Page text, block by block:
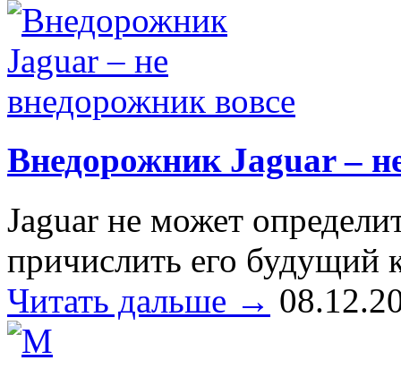
Внедорожник Jaguar –
Jaguar не может
причислить его будущий
Читать дальше →